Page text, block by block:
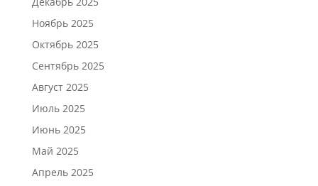
Ноябрь 2025
Октябрь 2025
Сентябрь 2025
Август 2025
Июль 2025
Июнь 2025
Май 2025
Апрель 2025